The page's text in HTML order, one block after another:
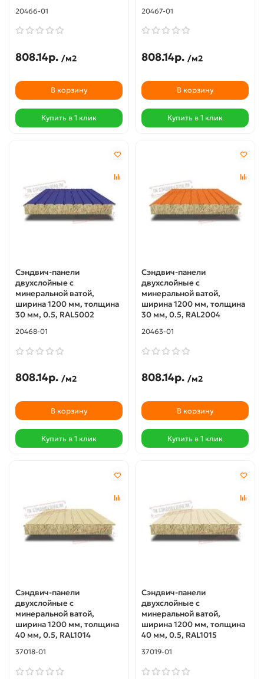
20466-01
808.14р. /м2
В корзину
Купить в 1 клик
20467-01
808.14р. /м2
В корзину
Купить в 1 клик
Сэндвич-панели
двухслойные с
минеральной ватой,
ширина 1200 мм, толщина
30 мм, 0.5, RAL5002
20468-01
808.14р. /м2
В корзину
Купить в 1 клик
Сэндвич-панели
двухслойные с
минеральной ватой,
ширина 1200 мм, толщина
30 мм, 0.5, RAL2004
20463-01
808.14р. /м2
В корзину
Купить в 1 клик
Сэндвич-панели
двухслойные с
минеральной ватой,
ширина 1200 мм, толщина
40 мм, 0.5, RAL1014
37018-01
Сэндвич-панели
двухслойные с
минеральной ватой,
ширина 1200 мм, толщина
40 мм, 0.5, RAL1015
37019-01